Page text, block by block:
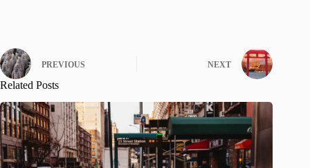
PREVIOUS NEXT
Related Posts